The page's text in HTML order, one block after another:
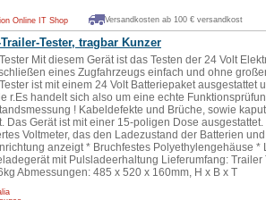
Online IT Shop Versandkosten ab 100 € versandkost
Tester, tragbar Kunzer
Mit diesem Gerät ist das Testen der 24 Volt
eines Zugfahrzeugs einfach und ohne
ist mit einem 24 Volt Batteriepaket ausgestattet
r.Es handelt sich also um eine echte
! Kabeldefekte und Brüche, sowie
Das Gerät ist mit einer 15-poligen Dose
Voltmeter, das den Ladezustand der Batterien
anzeigt * Bruchfestes Polyethylengehäuse
mit Pulsladeerhaltung Lieferumfang:
Abmessungen: 485 x 520 x 160mm, H x B x T